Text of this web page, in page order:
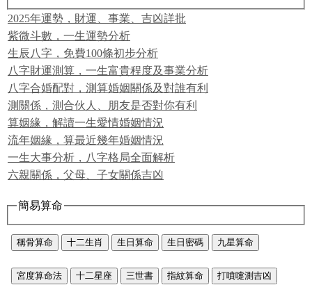
2025年運勢，財運、事業、吉凶詳批
紫微斗數，一生運勢分析
生辰八字，免費100條初步分析
八字財運測算，一生富貴程度及事業分析
八字合婚配對，測算婚姻關係及對誰有利
測關係，測合伙人、朋友是否對你有利
算姻緣，解讀一生愛情婚姻情況
流年姻緣，算最近幾年婚姻情況
一生大事分析，八字格局全面解析
六親關係，父母、子女關係吉凶
簡易算命
稱骨算命 十二生肖 生日算命 生日密碼 九星算命
宮度算命法 十二星座 三世書 指紋算命 打噴嚏測吉凶